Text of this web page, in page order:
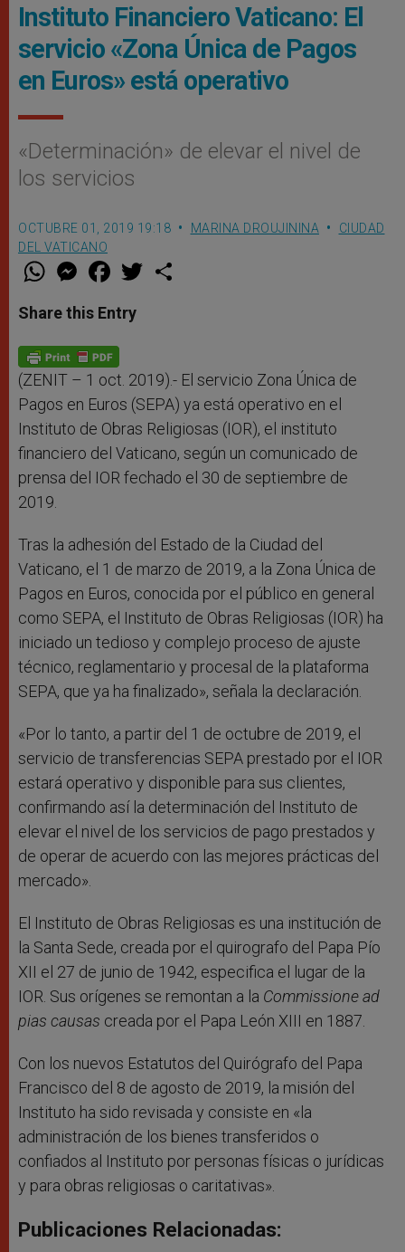
Instituto Financiero Vaticano: El
servicio «Zona Única de Pagos
en Euros» está operativo
«Determinación» de elevar el nivel de
los servicios
OCTUBRE 01, 2019 19:18 MARINA DROUJININA
CIUDAD
DEL VATICANO
W
t
s
p
p
M
e
s
e
g
e
F
a
e
b
o
k
w
Share this Entry
(ZENIT – 1 oct. 2019).- El servicio Zona Única de
Pagos en Euros (SEPA) ya está operativo en el
Instituto de Obras Religiosas (IOR), el instituto
financiero del Vaticano, según un comunicado de
prensa del IOR fechado el 30 de septiembre de
2019.
Tras la adhesión del Estado de la Ciudad del
Vaticano, el 1 de marzo de 2019, a la Zona Única de
Pagos en Euros, conocida por el público en general
como SEPA, el Instituto de Obras Religiosas (IOR) ha
iniciado un tedioso y complejo proceso de ajuste
técnico, reglamentario y procesal de la plataforma
SEPA, que ya ha finalizado», señala la declaración.
«Por lo tanto, a partir del 1 de octubre de 2019, el
servicio de transferencias SEPA prestado por el IOR
estará operativo y disponible para sus clientes,
confirmando así la determinación del Instituto de
elevar el nivel de los servicios de pago prestados y
de operar de acuerdo con las mejores prácticas del
mercado».
El Instituto de Obras Religiosas es una institución de
la Santa Sede, creada por el quirografo del Papa Pío
XII el 27 de junio de 1942, especifica el lugar de la
IOR. Sus orígenes se remontan a la Commissione ad
pias causas creada por el Papa León XIII en 1887.
Con los nuevos Estatutos del Quirógrafo del Papa
Francisco del 8 de agosto de 2019, la misión del
Instituto ha sido revisada y consiste en «la
administración de los bienes transferidos o
confiados al Instituto por personas físicas o jurídicas
y para obras religiosas o caritativas».
Publicaciones Relacionadas: